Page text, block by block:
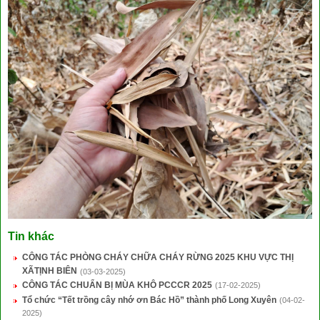
Tin khác
CÔNG TÁC PHÒNG CHÁY CHỮA CHÁY RỪNG 2025 KHU VỰC THỊ
XÃTỊNH BIÊN (03-03-2025)
CÔNG TÁC CHUẨN BỊ MÙA KHÔ PCCCR 2025 (17-02-2025)
Tổ chức “Tết trồng cây nhớ ơn Bác Hồ” thành phố Long Xuyên (04-02-
2025)